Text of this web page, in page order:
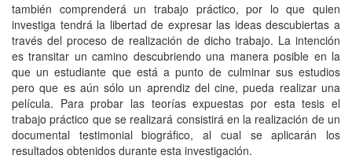
también comprenderá un trabajo práctico, por lo que quien
investiga tendrá la libertad de expresar las ideas descubiertas a
través del proceso de realización de dicho trabajo. La intención
es transitar un camino descubriendo una manera posible en la
que un estudiante que está a punto de culminar sus estudios
pero que es aún sólo un aprendiz del cine, pueda realizar una
película. Para probar las teorías expuestas por esta tesis el
trabajo práctico que se realizará consistirá en la realización de un
documental testimonial biográfico, al cual se aplicarán los
resultados obtenidos durante esta investigación.